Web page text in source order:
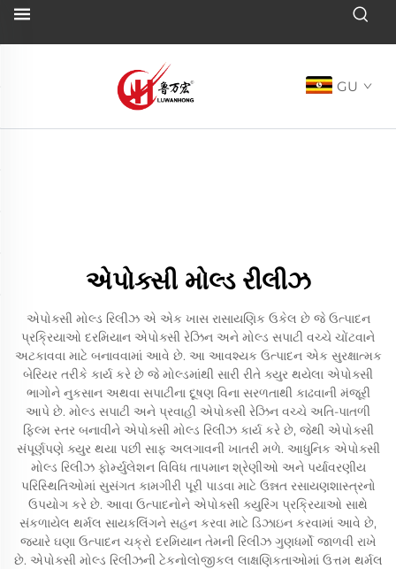
GU
એપોક્સી મોલ્ડ રીલીઝ
એપોક્સી મોલ્ડ રિલીઝ એ એક ખાસ રાસાયણિક ઉકેલ છે જે ઉત્પાદન
પ્રક્રિયાઓ દરમિયાન એપોક્સી રેઝિન અને મોલ્ડ સપાટી વચ્ચે ચોંટવાને
અટકાવવા માટે બનાવવામાં આવે છે. આ આવશ્યક ઉત્પાદન એક સુરક્ષાત્મક
બેરિયર તરીકે કાર્ય કરે છે જે મોલ્ડમાંથી સારી રીતે ક્યુર થયેલા એપોક્સી
ભાગોને નુકસાન અથવા સપાટીના દૂષણ વિના સરળતાથી કાઢવાની મંજૂરી
આપે છે. મોલ્ડ સપાટી અને પ્રવાહી એપોક્સી રેઝિન વચ્ચે અતિ-પાતળી
ફિલ્મ સ્તર બનાવીને એપોક્સી મોલ્ડ રિલીઝ કાર્ય કરે છે, જેથી એપોક્સી
સંપૂર્ણપણે ક્યુર થયા પછી સાફ અલગાવની ખાતરી મળે. આધુનિક એપોક્સી
મોલ્ડ રિલીઝ ફોર્મ્યુલેશન વિવિધ તાપમાન શ્રેણીઓ અને પર્યાવરણીય
પરિસ્થિતિઓમાં સુસંગત કામગીરી પૂરી પાડવા માટે ઉન્નત રસાયણશાસ્ત્રનો
ઉપયોગ કરે છે. આવા ઉત્પાદનોને એપોક્સી ક્યુરિંગ પ્રક્રિયાઓ સાથે
સંકળાયેલ થર્મલ સાયકલિંગને સહન કરવા માટે ડિઝાઇન કરવામાં આવે છે,
જ્યારે ઘણા ઉત્પાદન ચક્રો દરમિયાન તેમની રિલીઝ ગુણધર્મો જાળવી રાખે
છે. એપોક્સી મોલ્ડ રિલીઝની ટેકનોલોજીકલ લાક્ષણિકતાઓમાં ઉત્તમ થર્મલ